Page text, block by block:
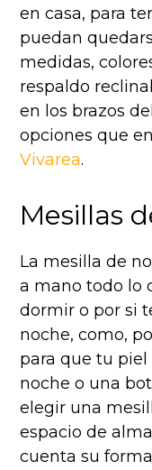
en casa, para
puedan
medidas,
respaldo
en los brazos
opciones que
Vivarea.
Mesillas
La mesilla de
a mano todo lo
dormir o por si
noche, como,
para que tu
noche o una
elegir una
espacio de
cuenta su